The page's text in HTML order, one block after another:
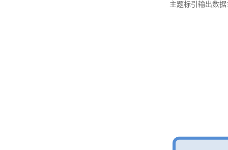
主题标引输出数